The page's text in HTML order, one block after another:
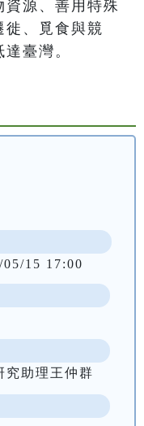
源、善用特殊
、覓食與競
臺灣。
15 17:00
究助理王仲群